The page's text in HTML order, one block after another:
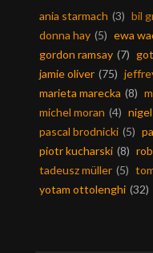
ania starmach (3) bil
donna hay (5) ewa
gordon ramsay (7)
jamie oliver (75)
marieta marecka (8)
michel moran (4)
pascal brodnicki (5)
piotr kucharski (8)
tadeusz müller (5)
yotam ottolenghi (32)